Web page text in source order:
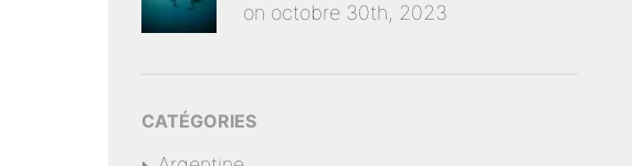
on octobre 30th, 2023
CATÉGORIES